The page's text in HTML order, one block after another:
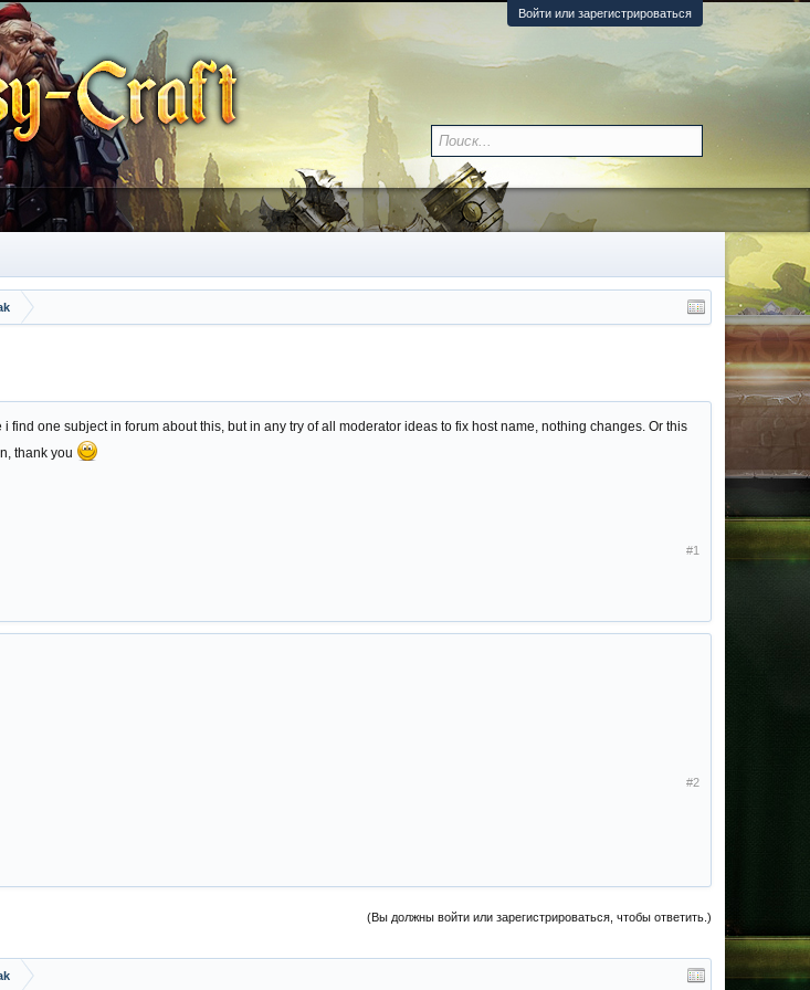
Войти или зарегистрироваться
one subject in forum about this, but in any try of all moderator ideas to fix host name, nothing changes. Or this
thank you
#1
#2
(Вы должны войти или зарегистрироваться, чтобы ответить.)